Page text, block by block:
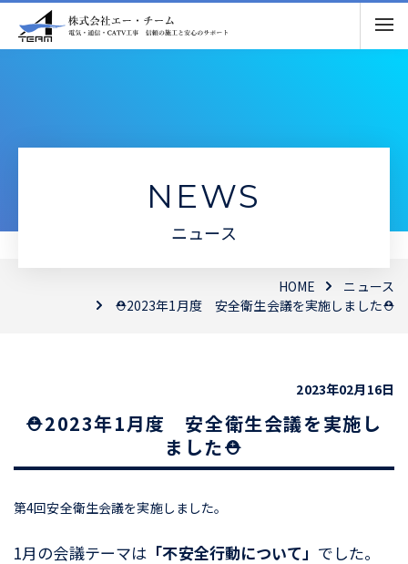
NEWS
ニュース
HOME
ニュース
⛑2023年1月度 安全衛生会議を実施しました⛑
2023年02月16日
⛑2023年1月度 安全衛生会議を実施し
ました⛑
第4回安全衛生会議を実施しました。
1月の会議テーマは 「不安全行動について」 でした。